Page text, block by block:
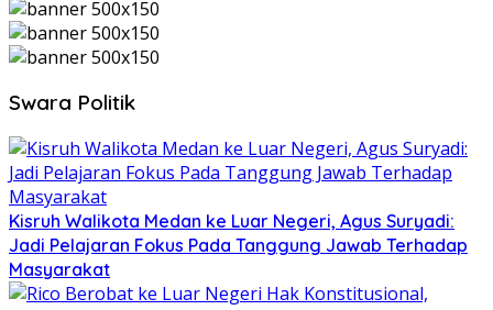
Swara Politik
Kisruh Walikota Medan ke Luar Negeri, Agus Suryadi:
Jadi Pelajaran Fokus Pada Tanggung Jawab Terhadap
Masyarakat